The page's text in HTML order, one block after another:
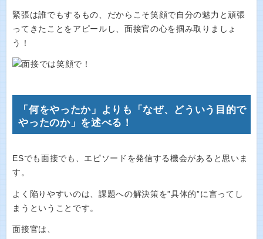
緊張は誰でもするもの、だからこそ笑顔で自分の魅力と頑張
ってきたことをアピールし、面接官の心を掴み取りましょ
う！
「何をやったか」よりも「なぜ、どういう目的で
やったのか」を述べる！
ESでも面接でも、エピソードを発信する機会があると思いま
す。
よく陥りやすいのは、課題への解決策を”具体的”に言ってし
まうということです。
面接官は、